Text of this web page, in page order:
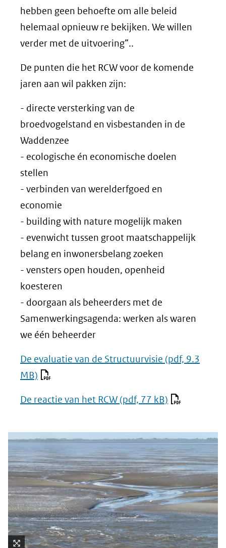
hebben geen behoefte om alle beleid
helemaal opnieuw re bekijken. We willen
verder met de uitvoering”..
De punten die het RCW voor de komende
jaren aan wil pakken zijn:
- directe versterking van de
broedvogelstand en visbestanden in de
Waddenzee
- ecologische én economische doelen
stellen
- verbinden van werelderfgoed en
economie
- building with nature mogelijk maken
- evenwicht tussen groot maatschappelijk
belang en inwonersbelang zoeken
- vensters open houden, openheid
koesteren
- doorgaan als beheerders met de
Samenwerkingsagenda: werken als waren
we één beheerder
De evaluatie van de Structuurvisie (pdf, 9.3
MB)
De reactie van het RCW (pdf, 77 kB)